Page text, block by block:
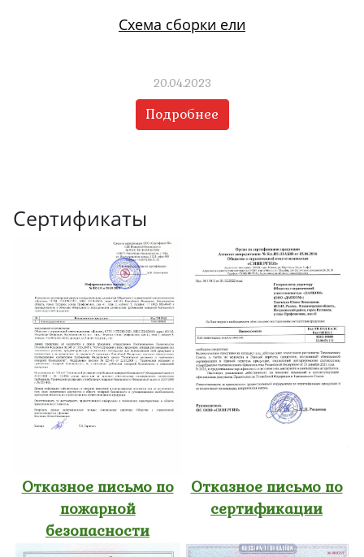
Схема сборки ели
20.04.2023
Подробнее
Сертификаты
Отказное письмо по
пожарной
безопасности
Отказное письмо по
сертификации